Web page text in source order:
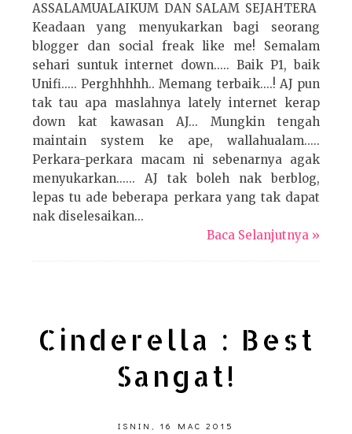
ASSALAMUALAIKUM DAN SALAM SEJAHTERA
Keadaan yang menyukarkan bagi seorang
blogger dan social freak like me! Semalam
sehari suntuk internet down..... Baik P1, baik
Unifi..... Perghhhhh.. Memang terbaik....! AJ pun
tak tau apa maslahnya lately internet kerap
down kat kawasan AJ... Mungkin tengah
maintain system ke ape, wallahualam.....
Perkara-perkara macam ni sebenarnya agak
menyukarkan...... AJ tak boleh nak berblog,
lepas tu ade beberapa perkara yang tak dapat
nak diselesaikan...
Baca Selanjutnya »
Cinderella : Best
Sangat!
ISNIN, 16 MAC 2015